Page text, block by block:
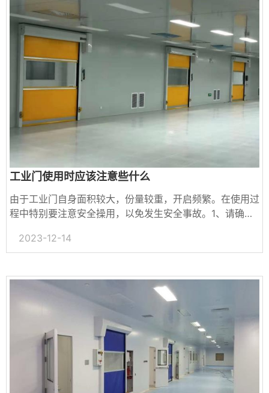
工业门使用时应该注意些什么
由于工业门自身面积较大，份量较重，开启频繁。在使用过
程中特别要注意安全操用，以免发生安全事故。1、请确保
好的门体上安装开门机，否则可能造成开门机超载...
2023-12-14